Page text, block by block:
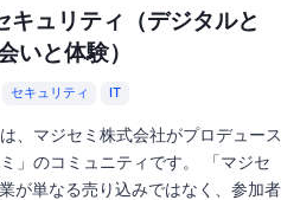
キュリティ（デジタルと
いと体験）
セキュリティ IT
、マジセミ株式会社がプロデュース
」のコミュニティです。 「マジセ
が単なる売り込みではなく、参加者